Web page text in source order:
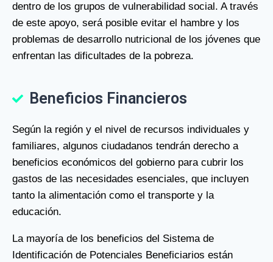
dentro de los grupos de vulnerabilidad social. A través
de este apoyo, será posible evitar el hambre y los
problemas de desarrollo nutricional de los jóvenes que
enfrentan las dificultades de la pobreza.
Beneficios Financieros
Según la región y el nivel de recursos individuales y
familiares, algunos ciudadanos tendrán derecho a
beneficios económicos del gobierno para cubrir los
gastos de las necesidades esenciales, que incluyen
tanto la alimentación como el transporte y la
educación.
La mayoría de los beneficios del Sistema de
Identificación de Potenciales Beneficiarios están